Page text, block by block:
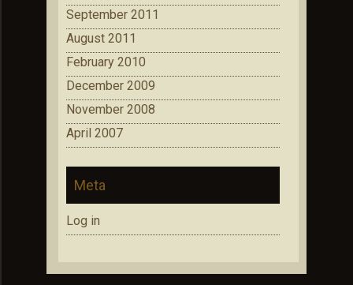
September 2011
August 2011
February 2010
December 2009
November 2008
April 2007
Meta
Log in